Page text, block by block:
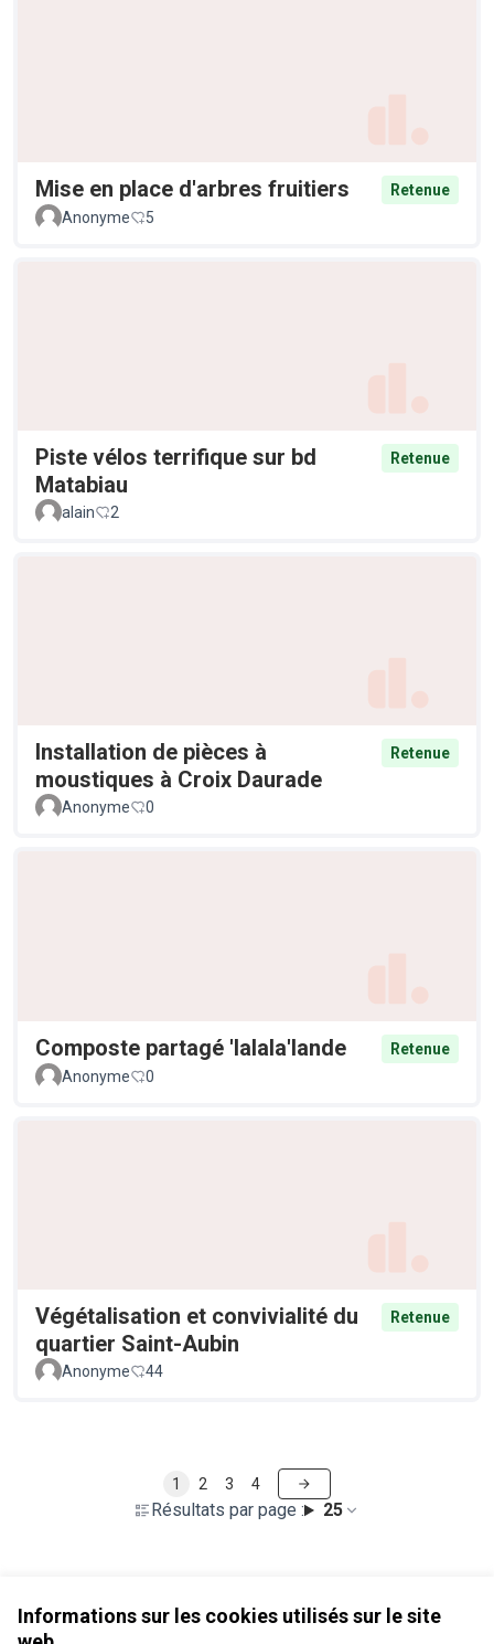
Informations sur les cookies utilisés sur le site
Mise en place d'arbres fruitiers
Retenue
Anonyme
5
Piste vélos terrifique sur bd
Matabiau
Retenue
alain 2
Installation de pièces à
moustiques à Croix Daurade
Retenue
Anonyme 0
Composte partagé 'lalala'lande
Retenue
Anonyme
0
Végétalisation et convivialité du
quartier Saint-Aubin
Retenue
Anonyme 44
Résultats par page : 25
1 2 3 4